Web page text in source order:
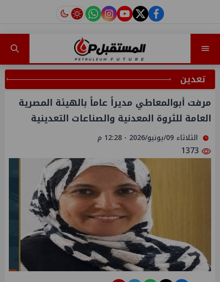
facebook
twitter
youtube
instagram
tiktok
تعدين
مرفت أبوالمعاطي مديراً عاماً بالهيئة المصرية
العامة للثروة المعدنية والصناعات التعدينية
الثلاثاء 09/يونيو/2026 - 12:28 م